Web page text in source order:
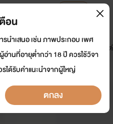
การ์ตูน
มาใหม่
ดรีมแชท ธัญลิสต์
รัก(boy's love,
อน
นำเสนอ เช่น ภาพประกอบ เพศ
านที่อายุต่ำกว่า 18 ปี ควรใช้วิจา
ได้รับคำแนะนำจากผู้ใหญ่
ตกลง